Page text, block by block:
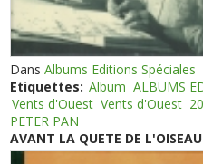
DansAlbums Editions Spéciales
Etiquettes: Album ALBUMS
Vents d'Ouest Vents d'Ouest
PETER PAN
AVANT LA QUETE DE